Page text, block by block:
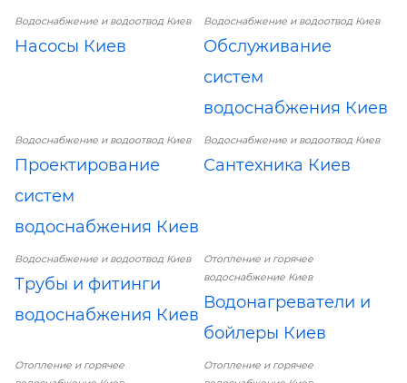
Водоснабжение и водоотвод Киев
Насосы Киев
Водоснабжение и водоотвод Киев
Обслуживание
систем
водоснабжения Киев
Водоснабжение и водоотвод Киев
Проектирование
систем
водоснабжения Киев
Водоснабжение и водоотвод Киев
Сантехника Киев
Водоснабжение и водоотвод Киев
Трубы и фитинги
водоснабжения Киев
Отопление и горячее
водоснабжение Киев
Водонагреватели и
бойлеры Киев
Отопление и горячее
Отопление и горячее